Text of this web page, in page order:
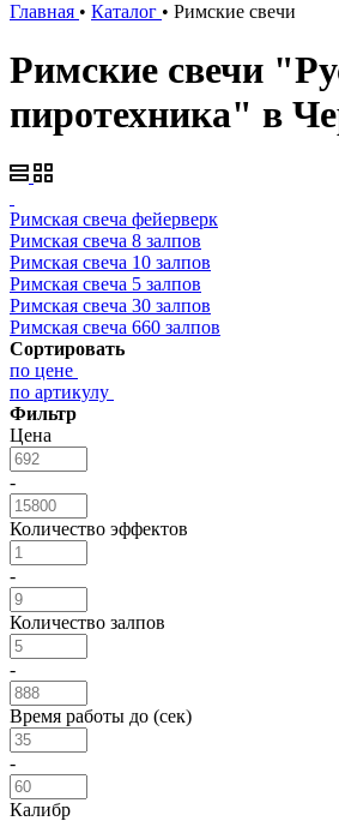
Главная • Каталог • Римские свечи
Римские свечи
пиротехника" в
Римская свеча фейерверк
Римская свеча 8 залпов
Римская свеча 10 залпов
Римская свеча 5 залпов
Римская свеча 30 залпов
Римская свеча 660 залпов
Сортировать
по цене
по артикулу
Фильтр
Цена
-
Количество эффектов
-
Количество залпов
-
Время работы до (сек)
-
Калибр